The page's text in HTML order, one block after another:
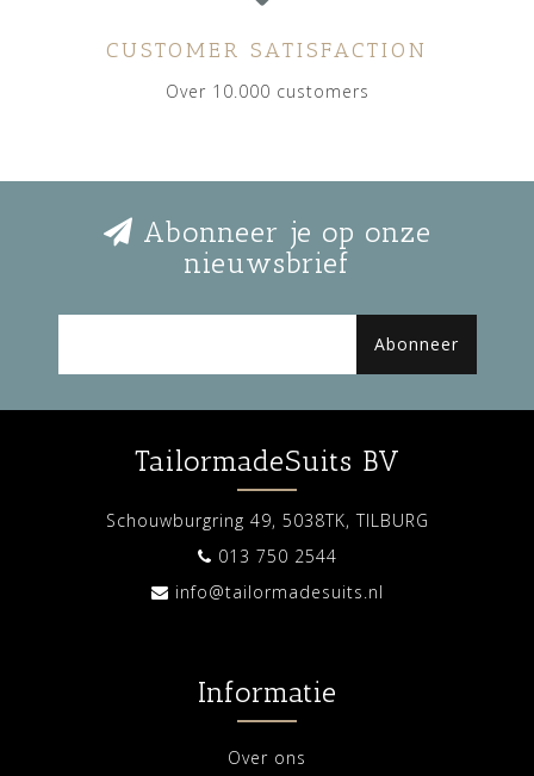
CUSTOMER SATISFACTION
Over 10.000 customers
Abonneer je op onze
nieuwsbrief
Abonneer
TailormadeSuits BV
Schouwburgring 49, 5038TK, TILBURG
013 750 2544
info@tailormadesuits.nl
Informatie
Over ons